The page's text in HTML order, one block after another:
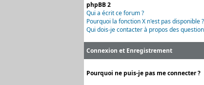
phpBB 2
Qui a écrit ce forum ?
Pourquoi la fonction X n'est pas disponible ?
Qui dois-je contacter à propos des
Connexion et Enregistrement
Pourquoi ne puis-je pas me connecter ?